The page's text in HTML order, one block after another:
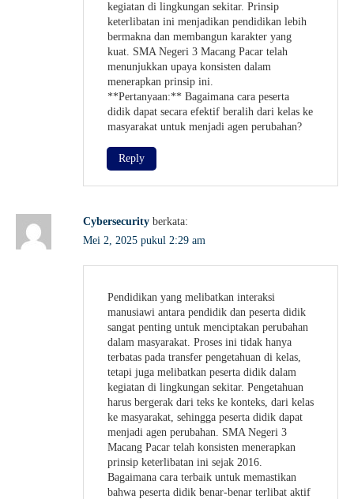
kegiatan di lingkungan sekitar. Prinsip
keterlibatan ini menjadikan pendidikan lebih
bermakna dan membangun karakter yang
kuat. SMA Negeri 3 Macang Pacar telah
menunjukkan upaya konsisten dalam
menerapkan prinsip ini.
**Pertanyaan:** Bagaimana cara peserta
didik dapat secara efektif beralih dari kelas ke
masyarakat untuk menjadi agen perubahan?
Reply
Cybersecurity berkata:
Mei 2, 2025 pukul 2:29 am
Pendidikan yang melibatkan interaksi
manusiawi antara pendidik dan peserta didik
sangat penting untuk menciptakan perubahan
dalam masyarakat. Proses ini tidak hanya
terbatas pada transfer pengetahuan di kelas,
tetapi juga melibatkan peserta didik dalam
kegiatan di lingkungan sekitar. Pengetahuan
harus bergerak dari teks ke konteks, dari kelas
ke masyarakat, sehingga peserta didik dapat
menjadi agen perubahan. SMA Negeri 3
Macang Pacar telah konsisten menerapkan
prinsip keterlibatan ini sejak 2016.
Bagaimana cara terbaik untuk memastikan
bahwa peserta didik benar-benar terlibat aktif